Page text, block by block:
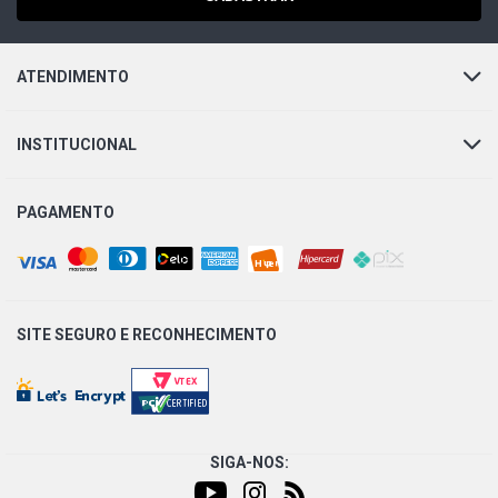
ATENDIMENTO
INSTITUCIONAL
PAGAMENTO
SITE SEGURO E RECONHECIMENTO
SIGA-NOS: